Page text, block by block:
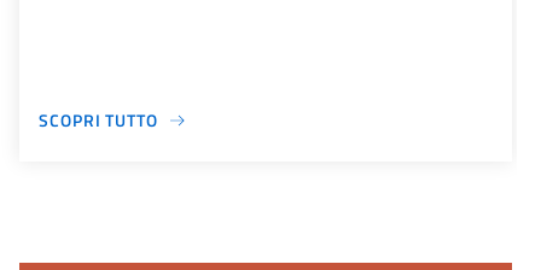
SCOPRI TUTTO